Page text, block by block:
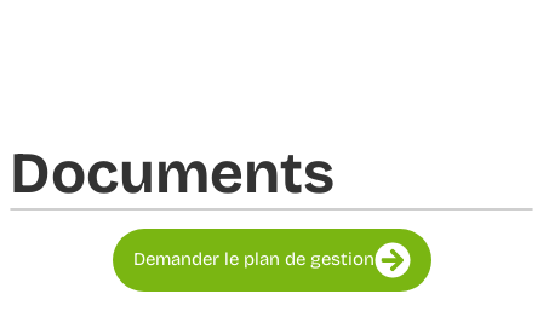
Documents​
Demander le plan de gestion